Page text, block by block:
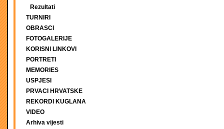
Rezultati
TURNIRI
OBRASCI
FOTOGALERIJE
KORISNI LINKOVI
PORTRETI
MEMORIES
USPJESI
PRVACI HRVATSKE
REKORDI KUGLANA
VIDEO
Arhiva vijesti